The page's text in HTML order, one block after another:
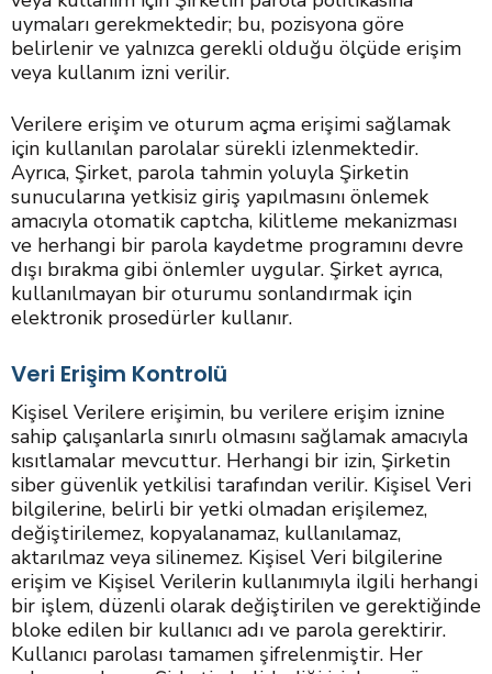
uymaları gerekmektedir; bu, pozisyona göre
belirlenir ve yalnızca gerekli olduğu ölçüde erişim
veya kullanım izni verilir.
Verilere erişim ve oturum açma erişimi sağlamak
için kullanılan parolalar sürekli izlenmektedir.
Ayrıca, Şirket, parola tahmin yoluyla Şirketin
sunucularına yetkisiz giriş yapılmasını önlemek
amacıyla otomatik captcha, kilitleme mekanizması
ve herhangi bir parola kaydetme programını devre
dışı bırakma gibi önlemler uygular. Şirket ayrıca,
kullanılmayan bir oturumu sonlandırmak için
elektronik prosedürler kullanır.
Veri Erişim Kontrolü
Kişisel Verilere erişimin, bu verilere erişim iznine
sahip çalışanlarla sınırlı olmasını sağlamak amacıyla
kısıtlamalar mevcuttur. Herhangi bir izin, Şirketin
siber güvenlik yetkilisi tarafından verilir. Kişisel Veri
bilgilerine, belirli bir yetki olmadan erişilemez,
değiştirilemez, kopyalanamaz, kullanılamaz,
aktarılmaz veya silinemez. Kişisel Veri bilgilerine
erişim ve Kişisel Verilerin kullanımıyla ilgili herhangi
bir işlem, düzenli olarak değiştirilen ve gerektiğinde
bloke edilen bir kullanıcı adı ve parola gerektirir.
Kullanıcı parolası tamamen şifrelenmiştir. Her